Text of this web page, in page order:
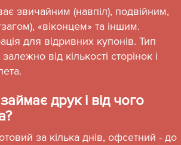
звичайним (навпіл), подвійним,
«віконцем» та іншим.
для відривних купонів. Тип
від кількості сторінок і
друк і від чого
за кілька днів, офсетний - до